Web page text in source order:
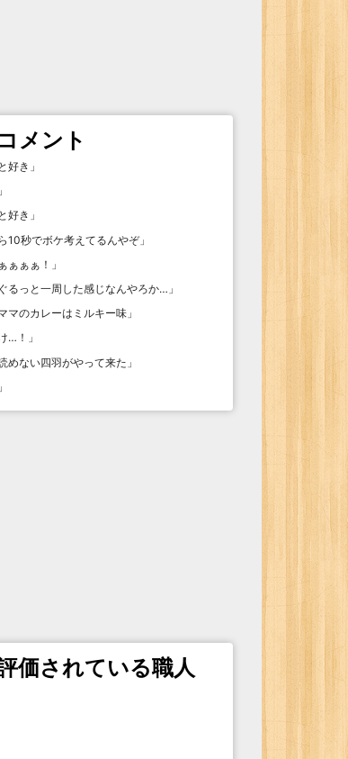
メント
好き 」
」
好き 」
10秒でボケ考えてるんやぞ」
ぁぁぁ！ 」
るっと一周した感じなんやろか… 」
マのカレーはミルキー味 」
…！ 」
めない四羽がやって来た 」
」
価されている職人